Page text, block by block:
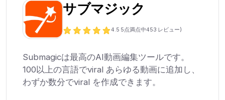
サブマジック
4.5 5点満点中453 レビュー)
Submagicは最高のAI動画編集ツールです。
100以上の言語でviral あらゆる動画に追加し、
わずか数分でviral を作成できます。